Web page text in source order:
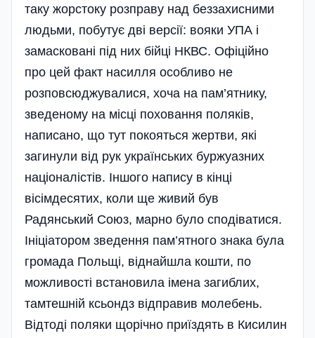
таку жорстоку розправу над беззахисними
людьми, побутує дві версії: вояки УПА і
замасковані під них бійці НКВС. Офіційно
про цей факт насилля особливо не
розповсюджувалися, хоча на пам’я­тнику,
зведеному на місці поховання поляків,
написано, що тут покояться жертви, які
загинули від рук українських буржуазних
націоналістів. Іншого напису в кінці
вісімдесятих, коли ще живий був
Радянський Союз, марно було сподіватися.
Ініціатором зведення пам’ятного знака була
громада По­льщі, віднайшла кошти, по
можливості встановила імена загиблих,
тамтешній ксьондз відправив молебень.
Відтоді поляки щорічно приїздять в Кисилин